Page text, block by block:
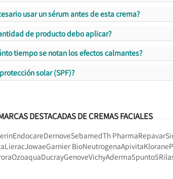
usar un sérum antes de esta crema?
de producto debo aplicar?
tiempo se notan los efectos calmantes?
solar (SPF)?
DESTACADAS DE CREMAS FACIALES
EndocareDernoveSebamedTh PharmaRepavar
LieracJowaeGarnier BioNeutrogenaApivitaKlorane
OzoaquaDucrayGenoveVichyAderma5punto5